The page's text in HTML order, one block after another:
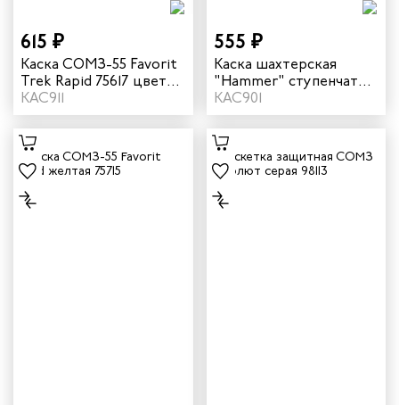
615 ₽
Каска СОМЗ-55 Favorit
Trek Rapid 75617 цвет
белый
КАС911
555 ₽
Каска шахтерская
"Hammer" ступенчатая
регулировка цвет
красный
КАС901